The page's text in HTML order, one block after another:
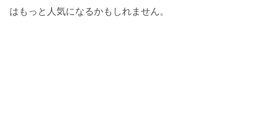
はもっと人気になるかもしれません。